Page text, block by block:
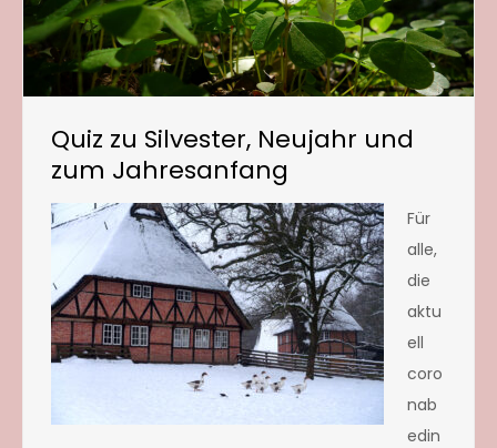
Quiz zu Silvester, Neujahr und
zum Jahresanfang
Für
alle,
die
aktu
ell
coro
nab
edin